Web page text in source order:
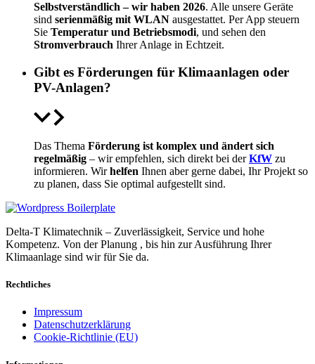
Selbstverständlich – wir haben 2026. Alle unsere Geräte
sind serienmäßig mit WLAN ausgestattet. Per App steuern
Sie Temperatur und Betriebsmodi, und sehen den
Stromverbrauch Ihrer Anlage in Echtzeit.
Gibt es Förderungen für Klimaanlagen oder
PV-Anlagen?
Das Thema Förderung ist komplex und ändert sich
regelmäßig – wir empfehlen, sich direkt bei derKfW zu
informieren. Wirhelfen Ihnen aber gerne dabei, Ihr Projekt so
zu planen, dass Sie optimal aufgestellt sind.
Delta-T Klimatechnik – Zuverlässigkeit, Service und hohe
Kompetenz. Von der Planung , bis hin zur Ausführung Ihrer
Klimaanlage sind wir für Sie da.
Rechtliches
Impressum
Datenschutzerklärung
Cookie-Richtlinie (EU)